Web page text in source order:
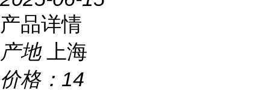
产品详情
产地
上海
价格： 14